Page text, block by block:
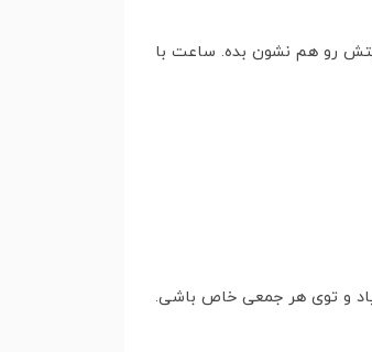
رو هم نشون بده. ساعت با
و توی هر جمعی خاص باشی.